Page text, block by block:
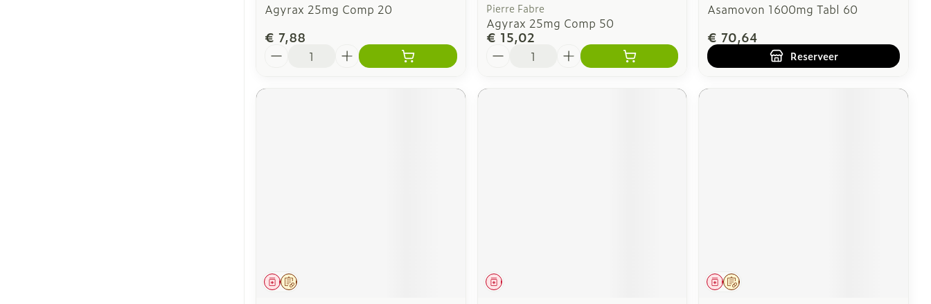
Agyrax 25mg Comp 20
€ 7,88
Pierre Fabre
Agyrax 25mg Comp 50
€ 15,02
Asamovon 1600mg Tabl 60
€ 70,64
Reserveer
Op voorschrift
Geneesmiddel Geneesmiddel Op voorschrift
Geneesmiddel